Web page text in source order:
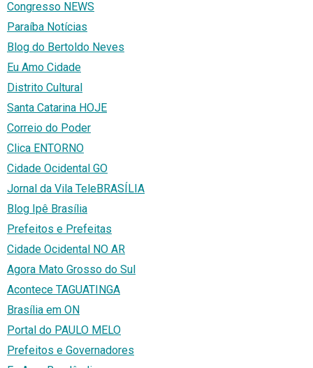
Congresso NEWS
Paraíba Notícias
Blog do Bertoldo Neves
Eu Amo Cidade
Distrito Cultural
Santa Catarina HOJE
Correio do Poder
Clica ENTORNO
Cidade Ocidental GO
Jornal da Vila TeleBRASÍLIA
Blog Ipê Brasília
Prefeitos e Prefeitas
Cidade Ocidental NO AR
Agora Mato Grosso do Sul
Acontece TAGUATINGA
Brasília em ON
Portal do PAULO MELO
Prefeitos e Governadores